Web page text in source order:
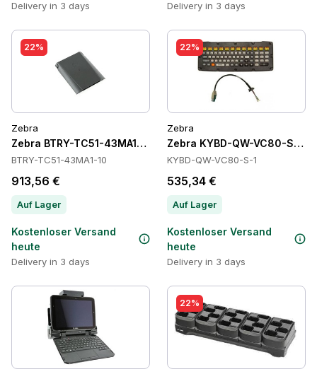
Delivery in 3 days Delivery in 3 days
22%
Zebra
Zebra BTRY-TC51-43MA1-10 Batteries
BTRY-TC51-43MA1-10
913,56 €
Auf Lager
Kostenloser Versand
heute
Delivery in 3 days
22%
Zebra
Zebra KYBD-QW-VC80-S-1
KYBD-QW-VC80-S-1
535,34 €
Auf Lager
Kostenloser Versand
heute
Delivery in 3 days
22%